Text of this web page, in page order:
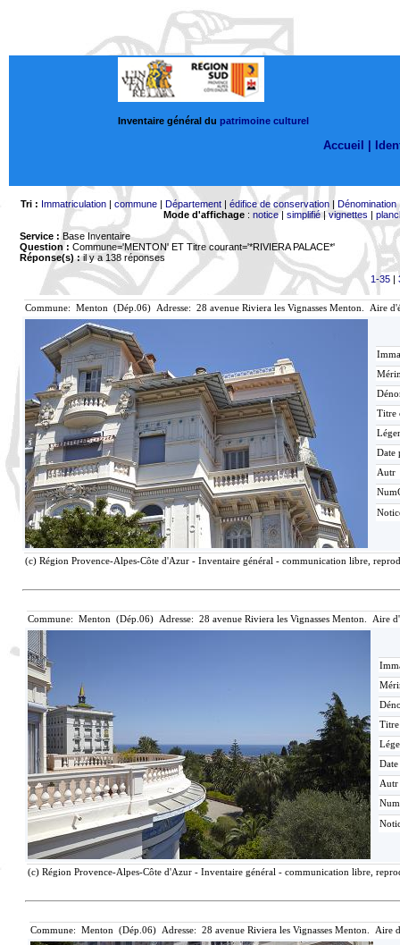
Inventaire général du patrimoine culturel
Accueil |
Tri : Immatriculation| commune| Département| édifice de conservation| Dénomination
Mode d'affichage: notice| simplifié|vignettes |
Service : Base Inventaire
Question : Commune='MENTON' ET Titre courant='*RIVIERA PALACE*'
Réponse(s) :il y a 138 réponses
1-35|
Commune: Menton (Dép.06) Adresse: 28 avenue Riviera les Vignasses Menton. Aire
Titre
Date
Autr
(c) Région Provence-Alpes-Côte d'Azur - Inventaire général - communication libre,
Commune: Menton (Dép.06) Adresse: 28 avenue Riviera les Vignasses Menton. Aire
Autr
(c) Région Provence-Alpes-Côte d'Azur - Inventaire général - communication libre,
Commune: Menton (Dép.06) Adresse: 28 avenue Riviera les Vignasses Menton. Aire